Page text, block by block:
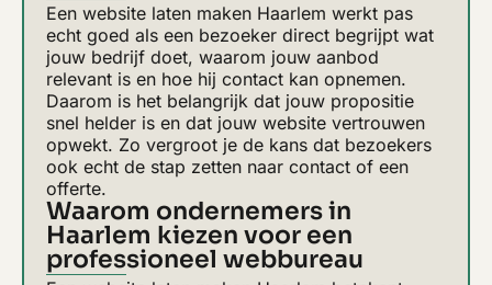
Een website laten maken Haarlem werkt pas
echt goed als een bezoeker direct begrijpt wat
jouw bedrijf doet, waarom jouw aanbod
relevant is en hoe hij contact kan opnemen.
Daarom is het belangrijk dat jouw propositie
snel helder is en dat jouw website vertrouwen
opwekt. Zo vergroot je de kans dat bezoekers
ook echt de stap zetten naar contact of een
offerte.
Waarom ondernemers in
Haarlem kiezen voor een
professioneel webbureau